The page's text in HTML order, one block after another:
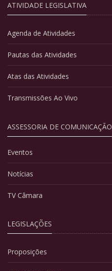
ATIVIDADE LEGISLATIVA
Agenda de Atividades
Pautas das Atividades
Atas das Atividades
Transmissões Ao Vivo
ASSESSORIA DE COMUNICAÇÃO
Eventos
Notícias
TV Câmara
LEGISLAÇÕES
Proposições